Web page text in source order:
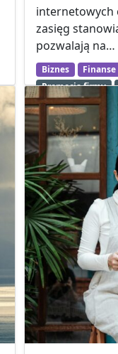
internetowych
zasięg
pozwalają na…
Biznes Finanse
Promocja firmy